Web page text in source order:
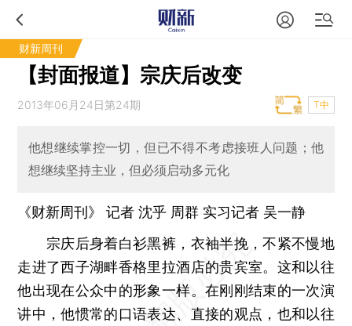
财新周刊
【封面报道】宗庆后改变
2013年06月24日第24期 T中
他想继续掌控一切，但已不得不考虑接班人问题；他
想继续坚持主业，但必须启动多元化
《财新周刊》 记者 沈乎 周群 实习记者 吴一静
宗庆后身着白衫黑裤，衣袖半挽，不紧不慢地
走进了西子湖畔香格里拉酒店的贵宾室。这和以往
他出现在公众中的形象一样。在刚刚结束的一次演
讲中，他惯常的口语表达、直接的观点，也和以往